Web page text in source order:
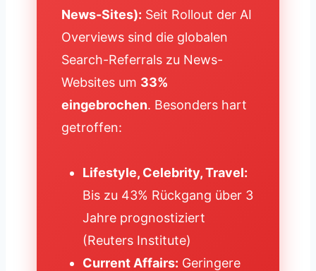
News-Sites): Seit Rollout der AI
Overviews sind die globalen
Search-Referrals zu News-
Websites um 33%
eingebrochen. Besonders hart
getroffen:
Lifestyle, Celebrity, Travel:
Bis zu 43% Rückgang über 3
Jahre prognostiziert
(Reuters Institute)
Current Affairs: Geringere